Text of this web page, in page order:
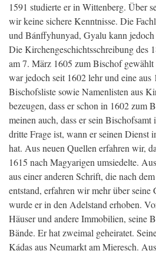
1591 studierte er in Wittenberg. Über
wir keine sichere Kenntnisse. Die
und Bánffyhunyad, Gyalu kann jedoch
Die Kirchengeschichtsschreibung des
am 7. März 1605 zum Bischof
war jedoch seit 1602 lehr und eine aus
Bischofsliste sowie Namenlisten aus
bezeugen, dass er schon in 1602 zum
meinen auch, dass er sein
dritte Frage ist, wann er seinen Dienst
hat. Aus neuen Quellen erfahren wir,
1615 nach Magyarigen umsiedelte.
aus einer anderen Schrift, die nach
entstand, erfahren wir mehr über
wurde er in den Adelstand erhoben.
Häuser und andere Immobilien, seine
Bände. Er hat zweimal geheiratet.
Kádas aus Neumarkt am Mieresch.